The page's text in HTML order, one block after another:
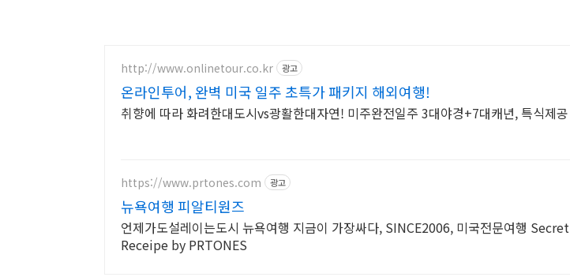
http://www.onlinetour.co.kr 광고
온라인투어, 완벽 미국 일주 초특가 패키지 해외여행!
취향에 따라 화려한대도시vs광활한대자연! 미주완전일주 3대야경+7대캐년, 특식제공
https://www.prtones.com 광고
뉴욕여행 피알티원즈
언제가도설레이는도시 뉴욕여행 지금이 가장싸다, SINCE2006, 미국전문여행 Secret
Receipe by PRTONES